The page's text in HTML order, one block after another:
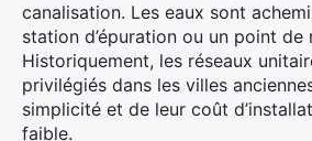
canalisation. Les eaux sont
station d’épuration ou un point de
Historiquement, les réseaux
privilégiés dans les villes
simplicité et de leur coût
faible.